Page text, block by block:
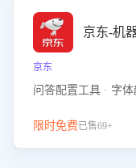
改，有效提升客户
京东-机
京东
问答配置工具 · 字
限时免费已售69+